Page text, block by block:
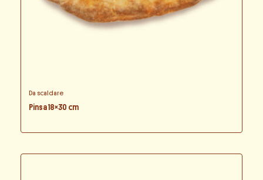
Da scaldare
Pinsa 18×30 cm